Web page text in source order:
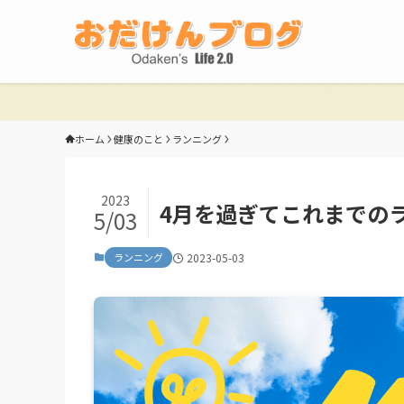
ホーム 健康のこと ランニング
4月を過ぎてこれまでの
2023
5/03
ランニング 2023-05-03